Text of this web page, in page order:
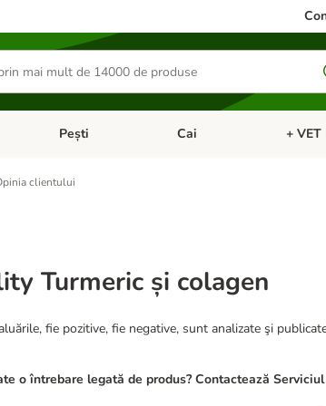
Păsări
Deschideți meniul cu categorii: Animale mici
Pești Deschideți meniul cu
Cai +
clientului
Turmeric și colagen
fie pozitive, fie negative, sunt analizate şi
o întrebare legată de produs? Contactează